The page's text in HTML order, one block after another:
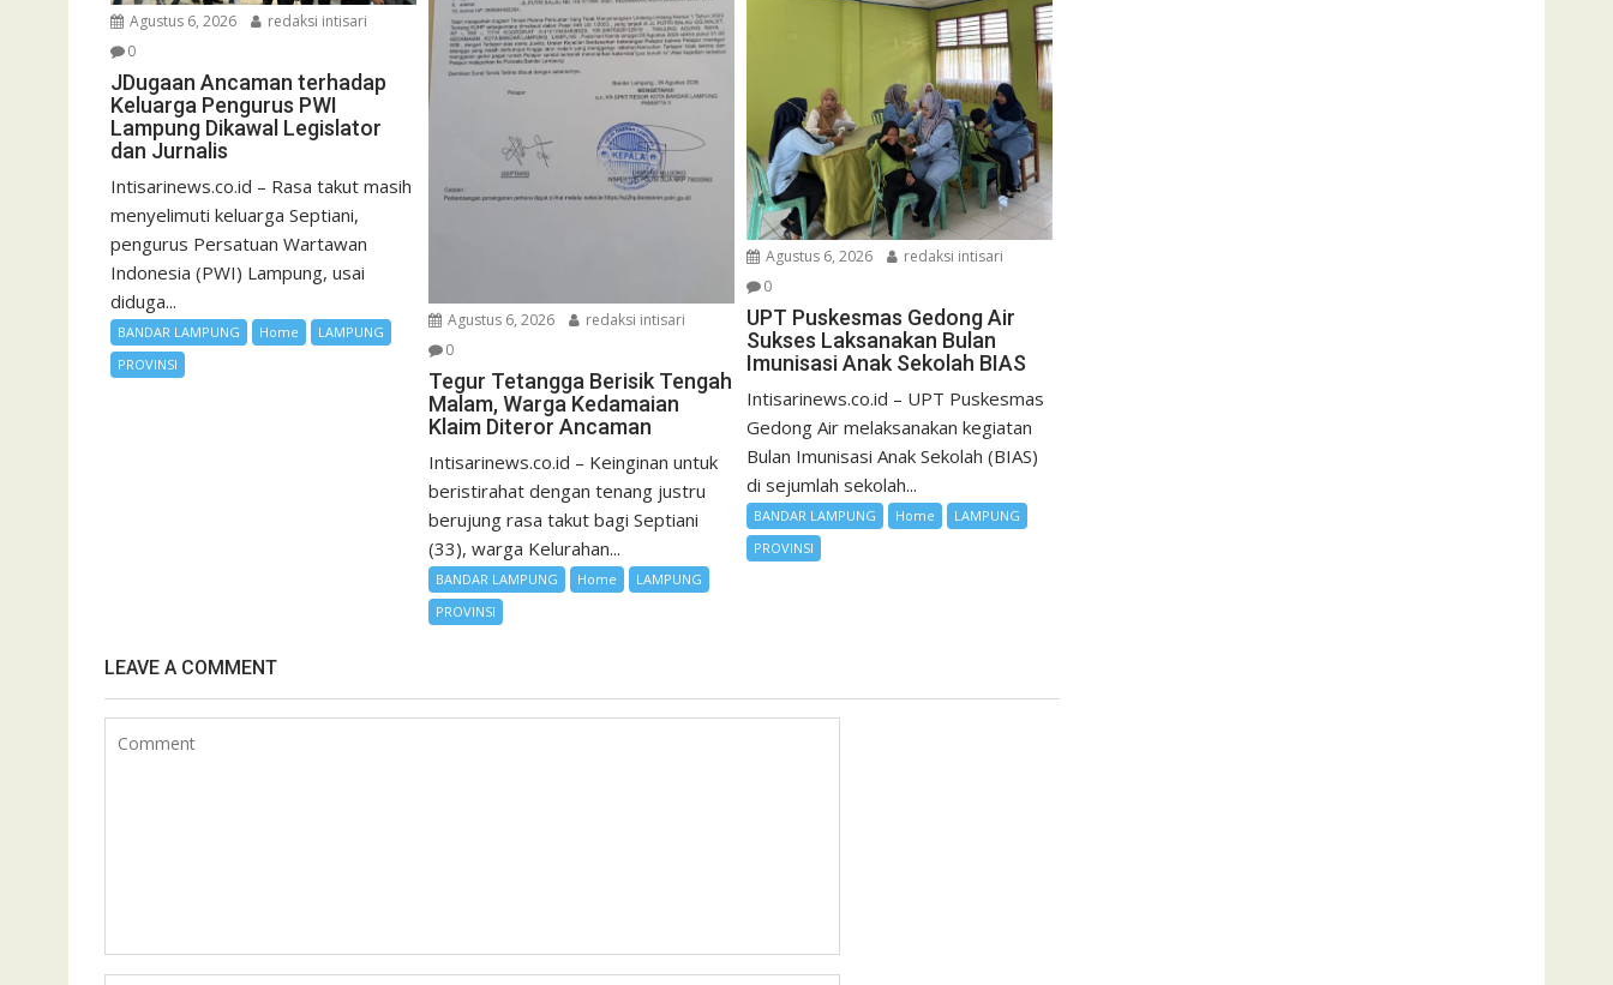
Agustus 6, 2026
redaksi intisari
0
JDugaan Ancaman terhadap
Keluarga Pengurus PWI
Lampung Dikawal Legislator
dan Jurnalis
Intisarinews.co.id – Rasa takut masih
menyelimuti keluarga Septiani,
pengurus Persatuan Wartawan
Indonesia (PWI) Lampung, usai
diduga...
BANDAR LAMPUNG Home
LAMPUNG
PROVINSI
Agustus 6, 2026
redaksi intisari
0
Tegur Tetangga Berisik Tengah
Malam, Warga Kedamaian
Klaim Diteror Ancaman
Intisarinews.co.id – Keinginan untuk
beristirahat dengan tenang justru
berujung rasa takut bagi Septiani
(33), warga Kelurahan...
BANDAR LAMPUNG Home
LAMPUNG
PROVINSI
Agustus 6, 2026
redaksi intisari
0
UPT Puskesmas Gedong Air
Sukses Laksanakan Bulan
Imunisasi Anak Sekolah BIAS
Intisarinews.co.id – UPT Puskesmas
Gedong Air melaksanakan kegiatan
Bulan Imunisasi Anak Sekolah (BIAS)
di sejumlah sekolah...
BANDAR LAMPUNG Home
LAMPUNG
PROVINSI
LEAVE A COMMENT